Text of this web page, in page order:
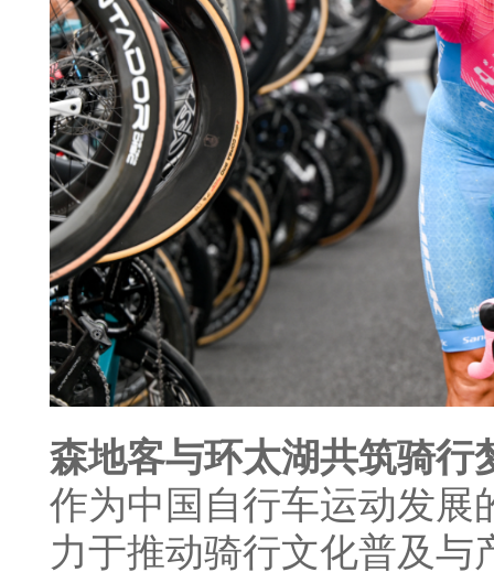
森地客与环太湖共筑骑行
作为中国自行车运动发展
力于推动骑行文化普及